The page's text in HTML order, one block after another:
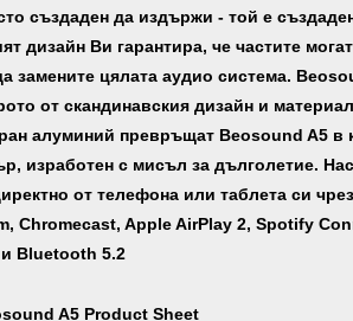
създаден да издържи - той е
дизайн Ви гарантира, че частите
замените цялата аудио система.
от скандинавския дизайн и
алуминий превръщат Beosound A5 в
изработен с мисъл за дълголетие.
от телефона или таблета си
Chromecast, Apple AirPlay 2, Spotify
Bluetooth 5.2
A5 Product Sheet